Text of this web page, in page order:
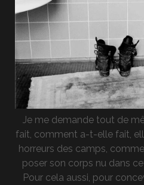
Je me demande tout de
fait, comment a-t-elle fait,
horreurs des camps,
poser son corps nu dans
Pour cela aussi, pour